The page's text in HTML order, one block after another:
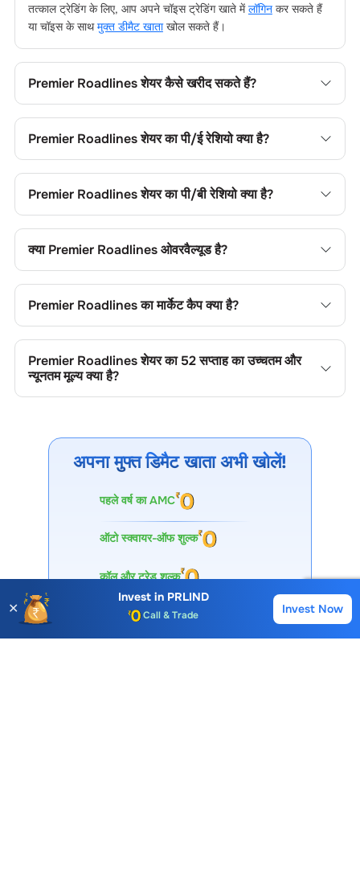
तत्काल ट्रेडिंग के लिए, आप अपने चॉइस ट्रेडिंग खाते मेंलॉगिनकर सकते हैं
या चॉइस के साथमुक्त डीमैट खाताखोल सकते हैं।
Premier Roadlinesशेयर कैसे खरीद सकते हैं?
लॉगिन करें, या चॉइस डीमैट खाता खोल, फिर फंड जोड़ें, कंपनी का नाम खोजें,
अपना ऑर्डर टाइप चुनें और ट्रेड प्लेस करें।
Premier Roadlinesशेयर का पी/ई रेशियो क्या है?
आप सापेक्ष मूल्यांकन के लिए इसकी तुलना सेक्टर के औसत से कर सकते हैं।
Premier Roadlinesशेयर का पी/बी रेशियो क्या है?
शेयर के मूल्य की तुलना उसकी बुक वैल्यू से करने में उपयोगी है।
क्याPremier Roadlinesओवरवैल्यूड है?
शेयर के मूल्य की तुलना उसकी बुक वैल्यू से करने में उपयोगी है।
Premier Roadlinesका मार्केट कैप क्या है?
की श्रेणी और ट्रेडिंग लिक्विडिटी को दर्शाता है।
Premier Roadlinesशेयर का 52 सप्ताह का उच्चतम और
न्यूनतम मूल्य क्या है?
संभावित सपोर्ट/रेजिस्टेंस और मूल्य गति को दर्शाते हैं।
अपना मुफ्त डिमैट खाता अभी खोलें!
पहले वर्ष का AMC
ऑटो स्क्वायर-ऑफ शुल्क
कॉल और ट्रेड शुल्क
✕
Invest in PRLIND
Account Opening Fee
AMC for 1st Year
Invest Now